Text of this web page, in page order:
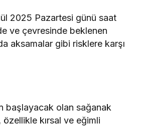
2025 Pazartesi günü saat
ve çevresinde beklenen
aksamalar gibi risklere karşı
başlayacak olan sağanak
kırsal ve eğimli